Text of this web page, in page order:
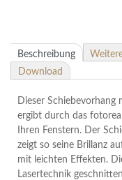
Beschreibung
Download
Dieser Schiebevorhang
ergibt durch das
Ihren Fenstern. Der
zeigt so seine Brillanz
mit leichten Effekten.
Lasertechnik